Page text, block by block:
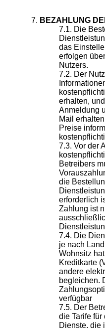
BEZAHLUNG
Die
das
erfolgen
Nutzers.
Der
erhalten,
Anmeldung
Mail
Preise
Vor der
Betreibers
die
erforderlich
Zahlung ist
Die
je nach
Wohnsitz
Kreditkarte
andere
begleichen.
verfügbar
Der
die Tarife
Dienste, die